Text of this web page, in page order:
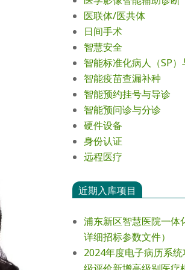
医联体/医共体
日间手术
智慧安全
智能标准化病人（SP
智能疫苗查漏补种
智能预约挂号与导诊
智能预问诊与分诊
硬件设备
身份认证
远程医疗
近期入库项目
浦东新区智慧医院一体
详细招标参数文件）
2024年度电⼦病历系